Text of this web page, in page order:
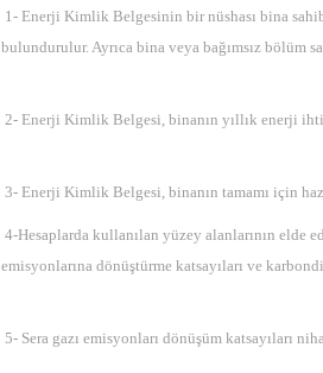
1- Enerji Kimlik Belgesinin bir nüshası bina
bulundurulur. Ayrıca bina veya bağımsız bölüm
2- Enerji Kimlik Belgesi, binanın yıllık enerji
3- Enerji Kimlik Belgesi, binanın tamamı için
4-Hesaplarda kullanılan yüzey alanlarının
emisyonlarına dönüştürme katsayıları ve
5- Sera gazı emisyonları dönüşüm katsayıları